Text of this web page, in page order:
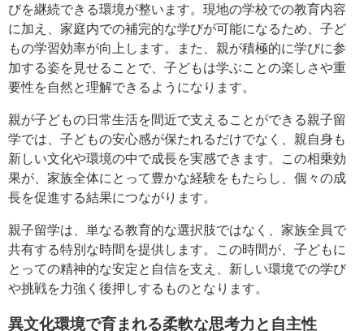
びを継続できる環境が整います。現地の学校での教育内容
に加え、家庭内での補完的な学びが可能になるため、子ど
もの学習効率が向上します。また、親が積極的に学びに参
加する姿を見せることで、子どもは学ぶことの楽しさや重
要性を自然と理解できるようになります。
親が子どもの日常生活を間近で支えることができる親子留
学では、子どもの安心感が保たれるだけでなく、親自身も
新しい文化や環境の中で成長を実感できます。この相乗効
果が、家族全体にとって豊かな経験をもたらし、個々の成
長を促進する結果につながります。
親子留学は、単なる教育的な選択肢ではなく、家族全員で
共有する特別な時間を提供します。この時間が、子どもに
とっての精神的な安定と自信を支え、新しい環境での学び
や挑戦を力強く後押しするものとなります。
異文化環境で育まれる柔軟な思考力と自主性